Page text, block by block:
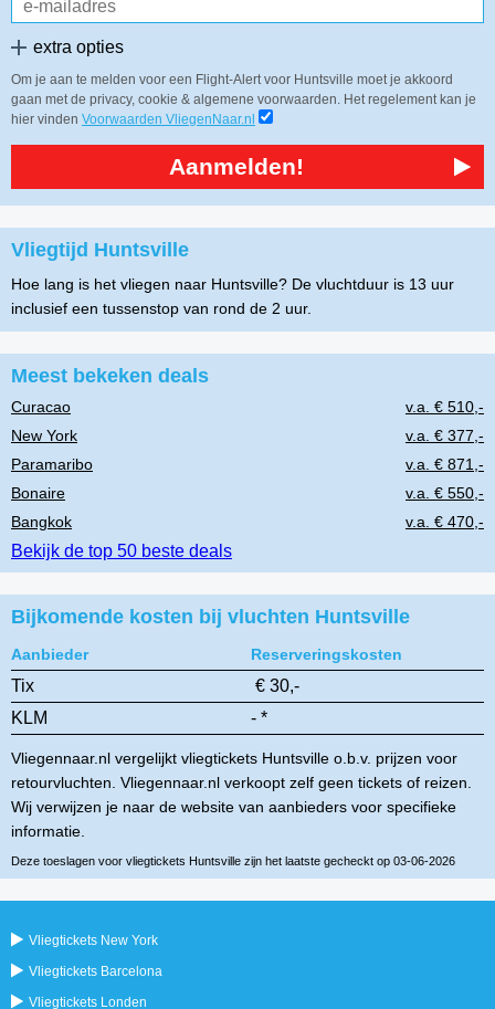
extra opties
Om je aan te melden voor een Flight-Alert voor Huntsville moet je akkoord
gaan met de privacy, cookie & algemene voorwaarden. Het regelement kan je
hier vinden Voorwaarden VliegenNaar.nl
Aanmelden!
Vliegtijd Huntsville
Hoe lang is het vliegen naar Huntsville? De vluchtduur is 13 uur
inclusief een tussenstop van rond de 2 uur.
Meest bekeken deals
Curacao
v.a. € 510,-
New York
v.a. € 377,-
Paramaribo
v.a. € 871,-
Bonaire
v.a. € 550,-
Bangkok
v.a. € 470,-
Bekijk de top 50 beste deals
Bijkomende kosten bij vluchten Huntsville
Aanbieder Reserveringskosten
Tix
€ 30,-
KLM
- *
Vliegennaar.nl vergelijkt vliegtickets Huntsville o.b.v. prijzen voor
retourvluchten. Vliegennaar.nl verkoopt zelf geen tickets of reizen.
Wij verwijzen je naar de website van aanbieders voor specifieke
informatie.
Deze toeslagen voor vliegtickets Huntsville zijn het laatste gecheckt op 03-06-2026
Vliegtickets New York
Vliegtickets Barcelona
Vliegtickets Londen